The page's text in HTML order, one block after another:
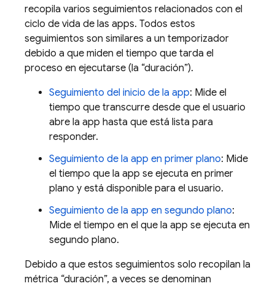
recopila varios seguimientos relacionados con el
ciclo de vida de las apps. Todos estos
seguimientos son similares a un temporizador
debido a que miden el tiempo que tarda el
proceso en ejecutarse (la “duración”).
Seguimiento del inicio de la app: Mide el
tiempo que transcurre desde que el usuario
abre la app hasta que está lista para
responder.
Seguimiento de la app en primer plano: Mide
el tiempo que la app se ejecuta en primer
plano y está disponible para el usuario.
Seguimiento de la app en segundo plano:
Mide el tiempo en el que la app se ejecuta en
segundo plano.
Debido a que estos seguimientos solo recopilan la
métrica “duración”, a veces se denominan